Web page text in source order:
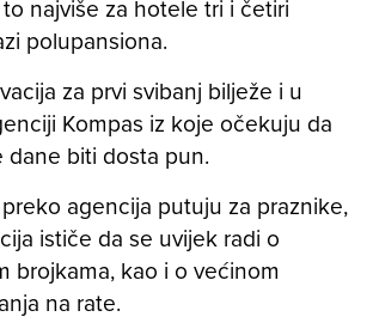
najviše za hotele tri i četiri
polupansiona.
za prvi svibanj bilježe i u
Kompas iz koje očekuju da
dane biti dosta pun.
agencija putuju za praznike,
ističe da se uvijek radi o
brojkama, kao i o većinom
na rate.